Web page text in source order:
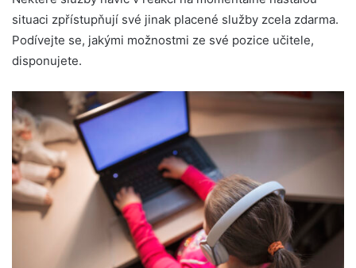
situaci zpřístupňují své jinak placené služby zcela zdarma.
Podívejte se, jakými možnostmi ze své pozice učitele,
disponujete.